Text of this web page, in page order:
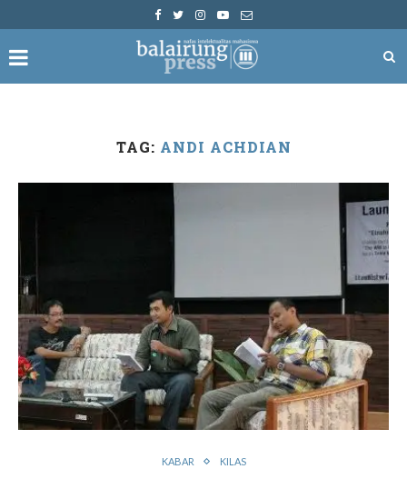
TAG: ANDI ACHDIAN
KABAR KILAS